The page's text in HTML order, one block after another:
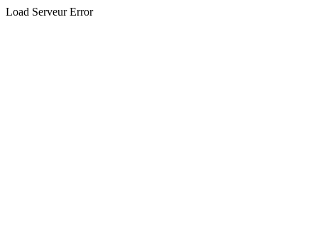
Load Serveur Error